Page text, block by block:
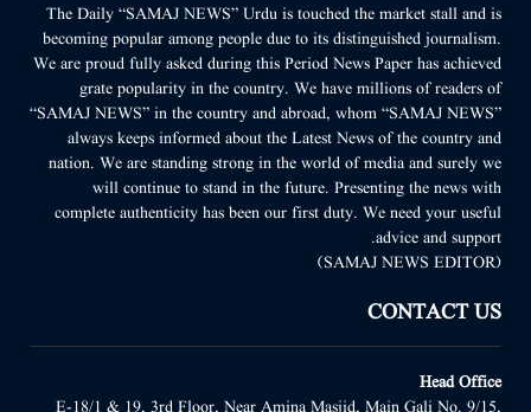
The Daily “SAMAJ NEWS” Urdu is touched the market stall and is
becoming popular among people due to its distinguished journalism.
We are proud fully asked during this Period News Paper has achieved
grate popularity in the country. We have millions of readers of
“SAMAJ NEWS” in the country and abroad, whom “SAMAJ NEWS”
always keeps informed about the Latest News of the country and
nation. We are standing strong in the world of media and surely we
will continue to stand in the future. Presenting the news with
complete authenticity has been our first duty. We need your useful
advice and support.
(SAMAJ NEWS EDITOR)
CONTACT US
Head Office
E-18/1 & 19, 3rd Floor, Near Amina Masjid, Main Gali No. 9/15,